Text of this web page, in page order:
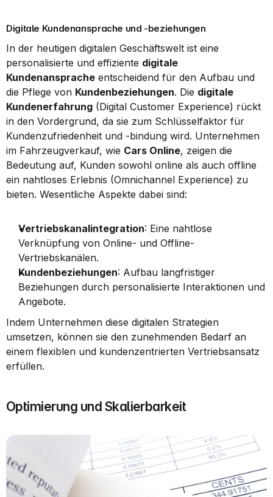
Digitale Kundenansprache und -beziehungen
In der heutigen digitalen Geschäftswelt ist eine
personalisierte und effiziente digitale
Kundenansprache entscheidend für den Aufbau und
die Pflege von Kundenbeziehungen. Die digitale
Kundenerfahrung (Digital Customer Experience) rückt
in den Vordergrund, da sie zum Schlüsselfaktor für
Kundenzufriedenheit und -bindung wird. Unternehmen
im Fahrzeugverkauf, wie Cars Online, zeigen die
Bedeutung auf, Kunden sowohl online als auch offline
ein nahtloses Erlebnis (Omnichannel Experience) zu
bieten. Wesentliche Aspekte dabei sind:
Vertriebskanalintegration: Eine nahtlose
Verknüpfung von Online- und Offline-
Vertriebskanälen.
Kundenbeziehungen: Aufbau langfristiger
Beziehungen durch personalisierte Interaktionen und
Angebote.
Indem Unternehmen diese digitalen Strategien
umsetzen, können sie den zunehmenden Bedarf an
einem flexiblen und kundenzentrierten Vertriebsansatz
erfüllen.
Optimierung und Skalierbarkeit